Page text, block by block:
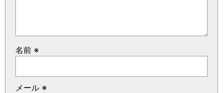
名前 ※
メール ※